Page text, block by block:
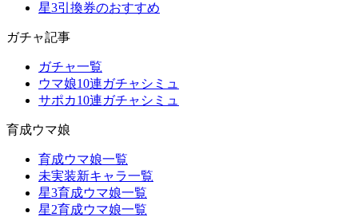
星3引換券のおすすめ
ガチャ記事
ガチャ一覧
ウマ娘10連ガチャシミュ
サポカ10連ガチャシミュ
育成ウマ娘
育成ウマ娘一覧
未実装新キャラ一覧
星3育成ウマ娘一覧
星2育成ウマ娘一覧